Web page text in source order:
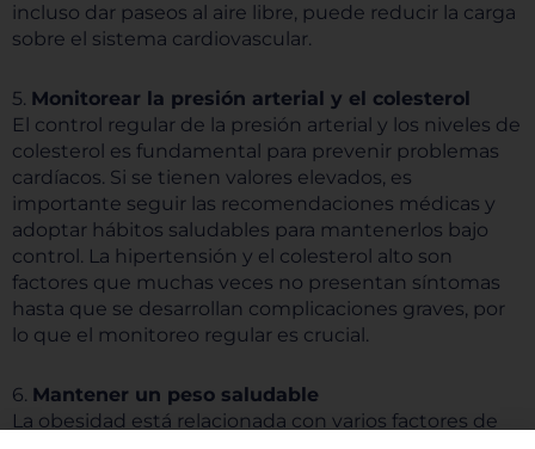
incluso dar paseos al aire libre, puede reducir la carga
sobre el sistema cardiovascular.
5. Monitorear la presión arterial y el colesterol
El control regular de la presión arterial y los niveles de
colesterol es fundamental para prevenir problemas
cardíacos. Si se tienen valores elevados, es
importante seguir las recomendaciones médicas y
adoptar hábitos saludables para mantenerlos bajo
control. La hipertensión y el colesterol alto son
factores que muchas veces no presentan síntomas
hasta que se desarrollan complicaciones graves, por
lo que el monitoreo regular es crucial.
6. Mantener un peso saludable
La obesidad está relacionada con varios factores de